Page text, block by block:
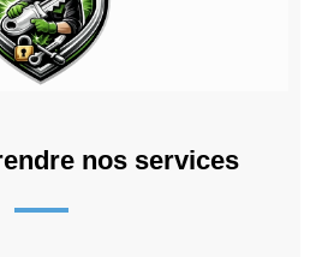
nos services